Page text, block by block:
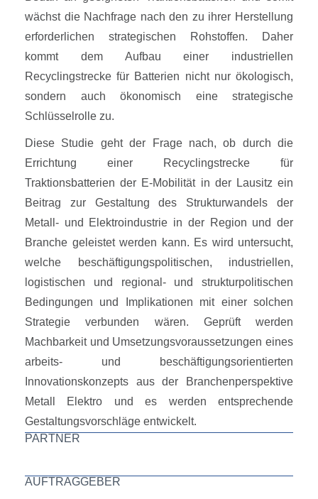
wächst die Nachfrage nach den zu ihrer Herstellung
erforderlichen strategischen Rohstoffen. Daher
kommt dem Aufbau einer industriellen
Recyclingstrecke für Batterien nicht nur ökologisch,
sondern auch ökonomisch eine strategische
Schlüsselrolle zu.
Diese Studie geht der Frage nach, ob durch die
Errichtung einer Recyclingstrecke für
Traktionsbatterien der E-Mobilität in der Lausitz ein
Beitrag zur Gestaltung des Strukturwandels der
Metall- und Elektroindustrie in der Region und der
Branche geleistet werden kann. Es wird untersucht,
welche beschäftigungspolitischen, industriellen,
logistischen und regional- und strukturpolitischen
Bedingungen und Implikationen mit einer solchen
Strategie verbunden wären. Geprüft werden
Machbarkeit und Umsetzungsvoraussetzungen eines
arbeits- und beschäftigungsorientierten
Innovationskonzepts aus der Branchenperspektive
Metall Elektro und es werden entsprechende
Gestaltungsvorschläge entwickelt.
PARTNER
AUFTRAGGEBER